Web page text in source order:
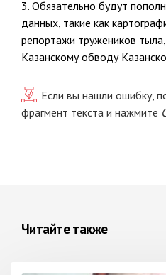
3. Обязательно будут
данных, такие как
репортажи тружеников
Казанскому обводу
Если вы нашли ошибку,
фрагмент текста и нажмите
Читайте также